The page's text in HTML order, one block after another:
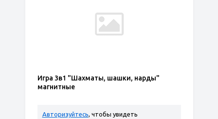
Игра 3в1 "Шахматы, шашки, нарды"
магнитные
Авторизуйтесь, чтобы увидеть